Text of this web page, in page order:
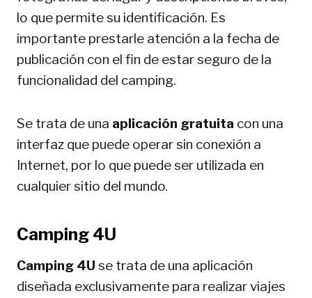
lo que permite su identificación. Es
importante prestarle atención a la fecha de
publicación con el fin de estar seguro de la
funcionalidad del camping.
Se trata de una aplicación gratuita con una
interfaz que puede operar sin conexión a
Internet, por lo que puede ser utilizada en
cualquier sitio del mundo.
Camping 4U
Camping 4U se trata de una aplicación
diseñada exclusivamente para realizar viajes